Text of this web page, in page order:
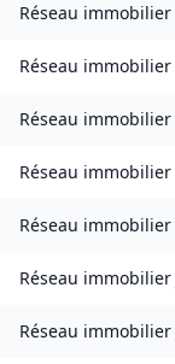
Réseau immobilier
Réseau immobilier
Réseau immobilier
Réseau immobilier
Réseau immobilier
Réseau immobilier
Réseau immobilier